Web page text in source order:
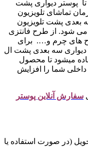
پوستر دیواری پشت
تماشای تلویزیون
بعدی پشت تلویزیون
شود. از طرح فانتزی
های چرم و…. برای
دیواری سه بعدی پشت ال
میشود تا محصول
داخلی شما را افزایش
سفارش آنلاین پوستر
پس از تحویل (در صورت استفاده یا